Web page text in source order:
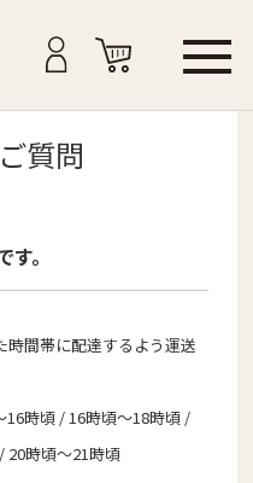
質問
。
時間帯に配達するよう運送
時頃 / 16時頃～18時頃 /
20時頃～21時頃